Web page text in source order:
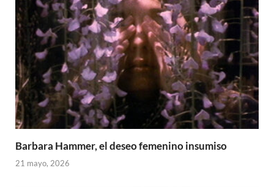
Barbara Hammer, el deseo femenino insumiso
21 mayo, 2026